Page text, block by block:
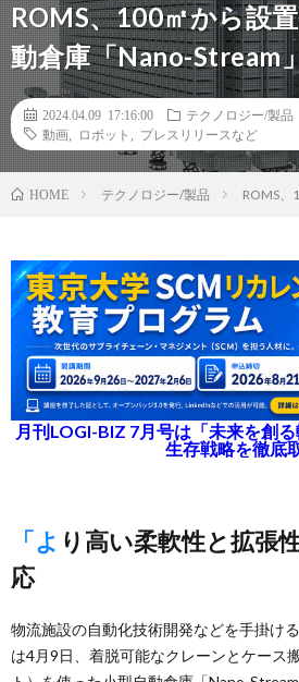
ROMS、100㎡から設
動倉庫「Nano-Stream
2024.04.09 17:16:00
テクノロジー/製品
動画
ロボット プレスリリースなど
HOME テクノロジー/製品 ROMS
月刊LOGI-BIZ 7月号は「未来を創
生存戦略を徹底
「より高い柔軟性と拡張性」のニーズに対
応
物流施設の自動化技術開発などを手掛け
は4月9日、着脱可能なクレーンとケース